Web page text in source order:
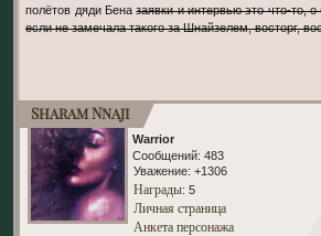
полётов дяди Беназаявки и интервью это что-то,
если не замечала такого за Шнайзелем, восторг,
Sharam Nnaji
Warrior
Сообщений: 483
Уважение: +1306
Награды: 5
Личная страница
Анкета персонажа